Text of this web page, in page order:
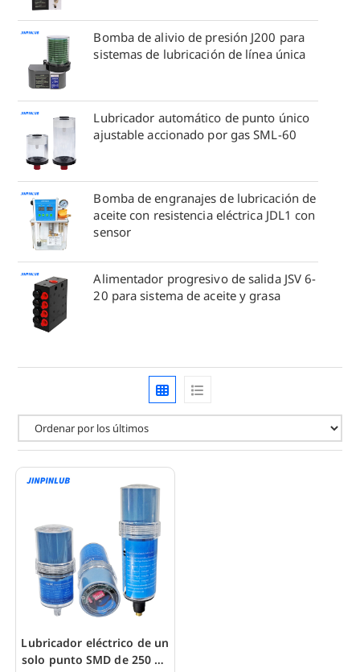
Bomba de alivio de presión J200 para
sistemas de lubricación de línea única
Lubricador automático de punto único
ajustable accionado por gas SML-60
Bomba de engranajes de lubricación de
aceite con resistencia eléctrica JDL1 con
sensor
Alimentador progresivo de salida JSV 6-
20 para sistema de aceite y grasa
Lubricador eléctrico de un
solo punto SMD de 250 ml